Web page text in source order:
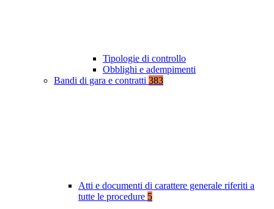
Tipologie di controllo
Obblighi e adempimenti
Bandi di gara e contratti 383
Atti e documenti di carattere generale riferiti a
tutte le procedure 5